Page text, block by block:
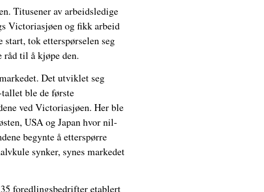
Titusener av arbeidsledige
Victoriasjøen og fikk arbeid
start, tok etterspørselen seg
til å kjøpe den.
Det utviklet seg
ble de første
ved Victoriasjøen. Her ble
USA og Japan hvor nil-
begynte å etterspørre
synker, synes markedet
foredlingsbedrifter etablert